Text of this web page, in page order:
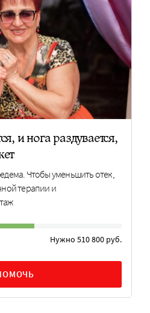
и нога раздувается,
Чтобы уменьшить отек,
терапии и
Нужно 510 800 руб.